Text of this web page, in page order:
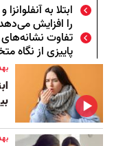
ابتلا به
را افزایش
تفاوت نشانه‌های
پاییزی از نگاه